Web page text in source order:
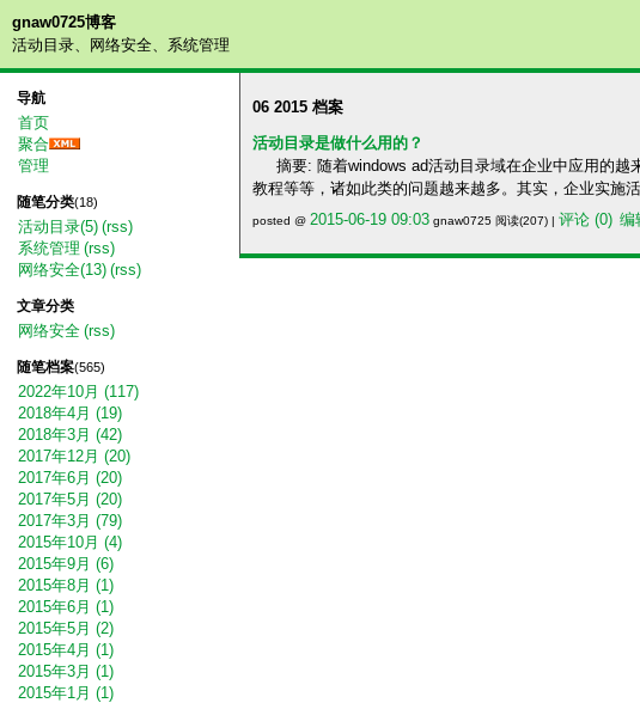
gnaw0725博客
活动目录、网络安全、系统管理
导航
首页
聚合
管理
随笔分类(18)
活动目录(5) (rss)
系统管理 (rss)
网络安全(13) (rss)
文章分类
网络安全 (rss)
随笔档案(565)
2022年10月 (117)
2018年4月 (19)
2018年3月 (42)
2017年12月 (20)
2017年6月 (20)
2017年5月 (20)
2017年3月 (79)
2015年10月 (4)
2015年9月 (6)
2015年8月 (1)
2015年6月 (1)
2015年5月 (2)
2015年4月 (1)
2015年3月 (1)
2015年1月 (1)
06 2015 档案
活动目录是做什么用的？
摘要: 随着windows ad活动目录域在企业中应用的越
教程等等，诸如此类的问题越来越多。其实，企业实施
posted @ 2015-06-19 09:03 gnaw0725 阅读(207) | 评论 (0) 编